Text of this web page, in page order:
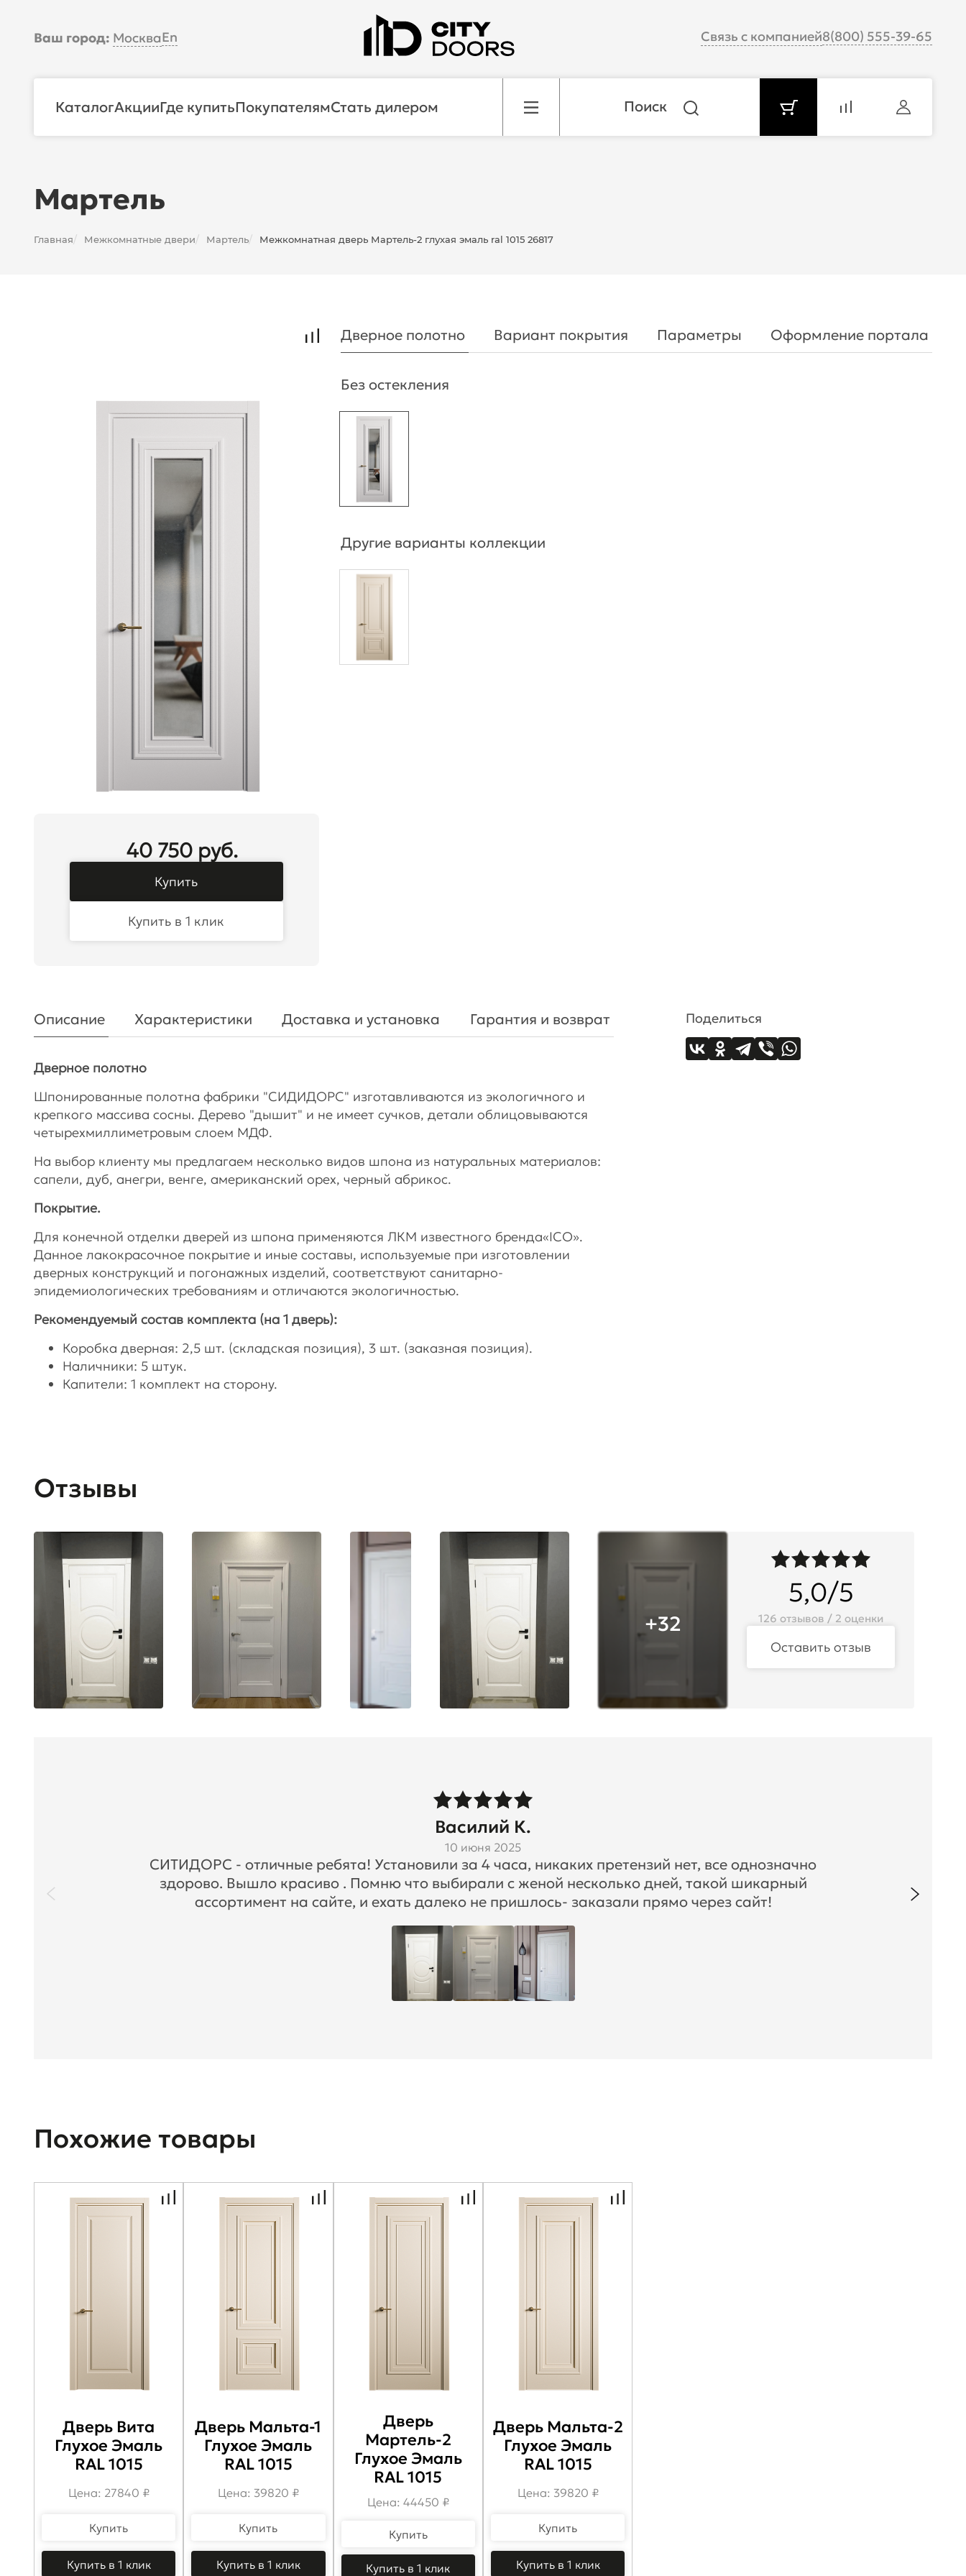
Ваш город: МоскваEn Связь с компанией8(800) 555-39-65
КаталогАкцииГде купитьПокупателямСтать дилером
Мартель
Главная/ Межкомнатные двери/ Мартель/ Межкомнатная дверь Мартель-2 глухая эмаль ral 1015 26817
40 750 руб.
Купить
Купить в 1 клик
Дверное полотно Вариант покрытия Параметры Оформление портала
Без остекления
Другие варианты коллекции
Описание Характеристики Доставка и установка Гарантия и возврат
Дверное полотно
Шпонированные полотна фабрики "СИДИДОРС" изготавливаются из экологичного и
крепкого массива сосны. Дерево "дышит" и не имеет сучков, детали облицовываются
четырехмиллиметровым слоем МДФ.
На выбор клиенту мы предлагаем несколько видов шпона из натуральных материалов:
сапели, дуб, анегри, венге, американский орех, черный абрикос.
Покрытие.
Для конечной отделки дверей из шпона применяются ЛКМ известного бренда«ICO».
Данное лакокрасочное покрытие и иные составы, используемые при изготовлении
дверных конструкций и погонажных изделий, соответствуют санитарно-
эпидемиологических требованиям и отличаются экологичностью.
Рекомендуемый состав комплекта (на 1 дверь):
Коробка дверная: 2,5 шт. (складская позиция), 3 шт. (заказная позиция).
Наличники: 5 штук.
Капители: 1 комплект на сторону.
Поделиться
Отзывы
+32
5,0/5
126 отзывов / 2 оценки
Оставить отзыв
Василий К.
10 июня 2025
СИТИДОРС - отличные ребята! Установили за 4 часа, никаких претензий нет, все однозначно
здорово. Вышло красиво . Помню что выбирали с женой несколько дней, такой шикарный
ассортимент на сайте, и ехать далеко не пришлось- заказали прямо через сайт!
Похожие товары
Дверь Вита
Глухое Эмаль
RAL 1015
Цена: 27840 ₽
Купить
Купить в 1 клик
Дверь Мальта-1
Глухое Эмаль
RAL 1015
Цена: 39820 ₽
Купить
Купить в 1 клик
Дверь
Мартель-2
Глухое Эмаль
RAL 1015
Цена: 44450 ₽
Купить
Купить в 1 клик
Дверь Мальта-2
Глухое Эмаль
RAL 1015
Цена: 39820 ₽
Купить
Купить в 1 клик